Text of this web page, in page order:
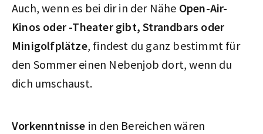
Auch, wenn es bei dir in der Nähe Open-Air-
Kinos oder -Theater gibt, Strandbars oder
Minigolfplätze, findest du ganz bestimmt für
den Sommer einen Nebenjob dort, wenn du
dich umschaust.
Vorkenntnisse in den Bereichen wären